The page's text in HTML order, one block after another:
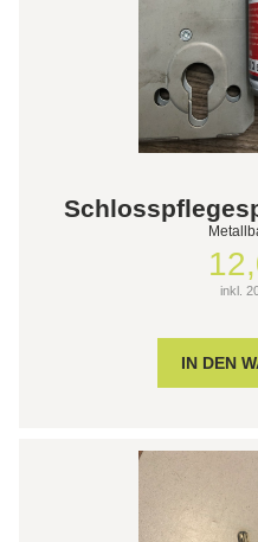
inkl.